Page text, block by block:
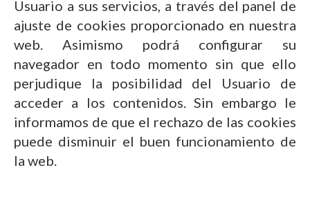
Usuario a sus servicios, a través del panel de
ajuste de cookies proporcionado en nuestra
web. Asimismo podrá configurar su
navegador en todo momento sin que ello
perjudique la posibilidad del Usuario de
acceder a los contenidos. Sin embargo le
informamos de que el rechazo de las cookies
puede disminuir el buen funcionamiento de
la web.